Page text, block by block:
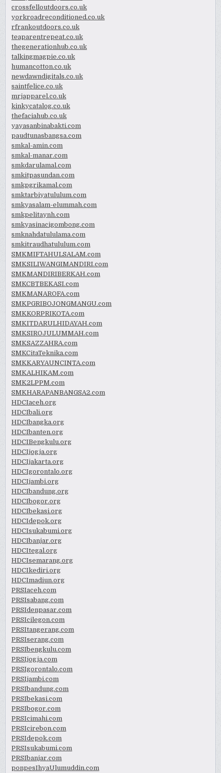
crossfelloutdoors.co.uk
yorkroadreconditioned.co.uk
rfrankoutdoors.co.uk
teaparentrepeat.co.uk
thegenerationhub.co.uk
talkingmagpie.co.uk
humancotton.co.uk
newdawndigitals.co.uk
saintfelice.co.uk
mrjapparel.co.uk
kinkycatalog.co.uk
thefaciahub.co.uk
yayasanbinabakti.com
paudtunasbangsa.com
smkal-amin.com
smkal-manar.com
smkdarulamal.com
smkitpasundan.com
smkpgrikamal.com
smktarbiyatululum.com
smkyasalam-elummah.com
smkpelitaynh.com
smkyasinacigombong.com
smknahdatululama.com
smkitraudhatululum.com
SMKMIFTAHULSALAM.com
SMKSILIWANGIMANDIRI.com
SMKMANDIRIBERKAH.com
SMKCBTBEKASI.com
SMKMANAROFA.com
SMKPGRIBOJONGMANGU.com
SMKKORPRIKOTA.com
SMKITDARULHIDAYAH.com
SMKSIROJULUMMAH.com
SMKSAZZAHRA.com
SMKCitaTeknika.com
SMKKARYAUNCINTA.com
SMKALHIKAM.com
SMK2LPPM.com
SMKHARAPANBANGSA2.com
HDCIaceh.org
HDCIbali.org
HDCIbangka.org
HDCIbanten.org
HDCIBengkulu.org
HDCIjogja.org
HDCIjakarta.org
HDCIgorontalo.org
HDCIjambi.org
HDCIbandung.org
HDCIbogor.org
HDCIbekasi.org
HDCIdepok.org
HDCIsukabumi.org
HDCIbanjar.org
HDCItegal.org
HDCIsemarang.org
HDCIkediri.org
HDCImadiun.org
PRSIaceh.com
PRSIsabang.com
PRSIdenpasar.com
PRSIcilegon.com
PRSItangerang.com
PRSIserang.com
PRSIbengkulu.com
PRSIjogja.com
PRSIgorontalo.com
PRSIjambi.com
PRSIbandung.com
PRSIbekasi.com
PRSIbogor.com
PRSIcimahi.com
PRSIcirebon.com
PRSIdepok.com
PRSIsukabumi.com
PRSIbanjar.com
ponpesIhyaUlumuddin.com